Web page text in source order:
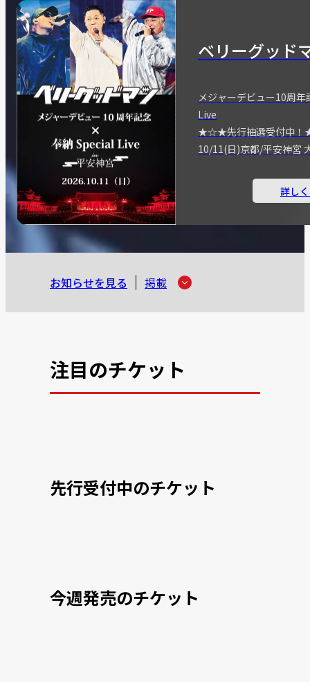
ベリーグッド
メジャーデビュー10周
Live
★☆★先行抽選受付中
10/11(日)京都/平安神宮
詳し
お知らせを見る 掲載
注目のチケット
先行受付中のチケット
今週発売のチケット